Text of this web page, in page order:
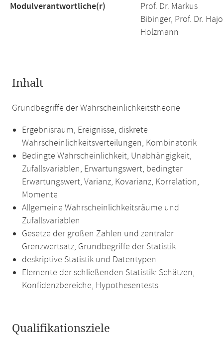
Modulverantwortliche(r)
Prof. Dr. Markus
Bibinger, Prof. Dr. Hajo
Holzmann
Inhalt
Grundbegriffe der Wahrscheinlichkeitstheorie
Ergebnisraum, Ereignisse, diskrete
Wahrscheinlichkeitsverteilungen, Kombinatorik
Bedingte Wahrscheinlichkeit, Unabhängigkeit,
Zufallsvariablen, Erwartungswert, bedingter
Erwartungswert, Varianz, Kovarianz, Korrelation,
Momente
Allgemeine Wahrscheinlichkeitsräume und
Zufallsvariablen
Gesetze der großen Zahlen und zentraler
Grenzwertsatz, Grundbegriffe der Statistik
deskriptive Statistik und Datentypen
Elemente der schließenden Statistik: Schätzen,
Konfidenzbereiche, Hypothesentests
Qualifikationsziele